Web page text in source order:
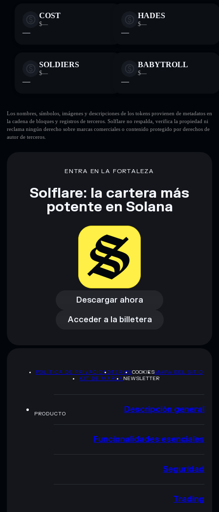
COST
$—
—
HADES
$—
—
SOLDIERS
$—
—
BABYTROLL
$—
—
Los nombres, símbolos, imágenes y descripciones de los tokens provienen de metadatos en
la cadena de bloques y registros de terceros. Solflare no respalda, verifica la propiedad ni
reclama ningún derecho sobre marcas comerciales o contenido protegido por derechos de
autor de terceros.
ENTRA EN LA FORTALEZA
Solflare: la cartera más
potente en Solana
Descargar ahora
Descargar ahora
Acceder a la billetera
Acceder a la billetera
POLÍTICA DE PRIVACIDADTERMSCOOKIESMAPA DEL SITIO
KIT DE MARCA NEWSLETTER
PRODUCTO Descripción general
Funcionalidades esenciales
Seguridad
Trading